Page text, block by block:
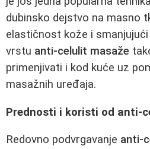
dubinsko dejstvo na masno
elastičnost kože i
vrstu anti-celulit masaže
primenjivati i kod kuće uz
masažnih uređaja.
Prednosti i koristi od anti-
Redovno podvrgavanje anti-